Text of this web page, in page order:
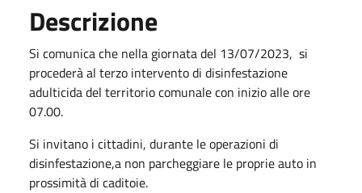
Descrizione
Si comunica che nella giornata del 13/07/2023, si
procederà al terzo intervento di disinfestazione
adulticida del territorio comunale con inizio alle ore
07.00.
Si invitano i cittadini, durante le operazioni di
disinfestazione,a non parcheggiare le proprie auto in
prossimità di caditoie.